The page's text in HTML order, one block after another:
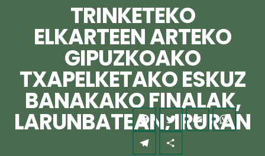
TRINKETEKO
ELKARTEEN ARTEKO
GIPUZKOAKO
TXAPELKETAKO ESKUZ
BANAKAKO FINALAK,
LARUNBATEAN, IRURAN